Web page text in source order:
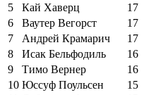
5
Кай Хаверц
17
6
Ваутер Вегорст
17
7
Андрей Крамарич
17
8
Исак Бельфодиль
16
9
Тимо Вернер
16
10 Юссуф Поульсен
15